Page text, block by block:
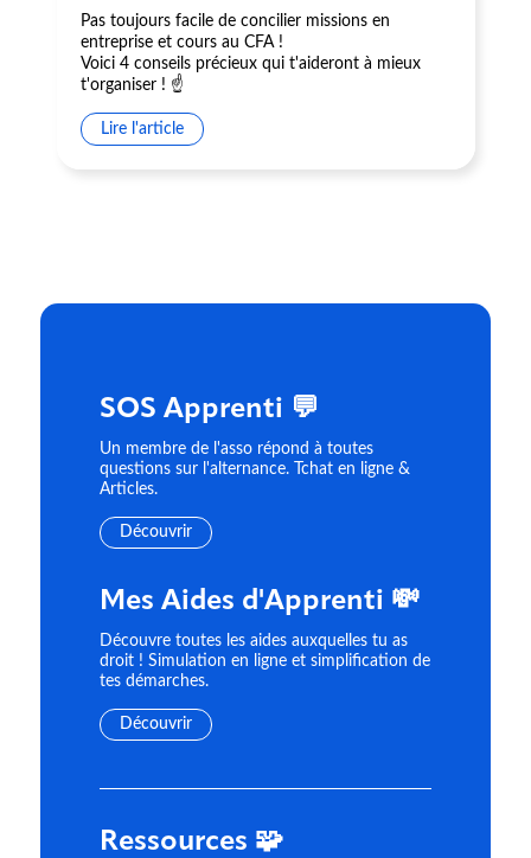
Pas toujours facile de concilier missions en
entreprise et cours au CFA !
Voici 4 conseils précieux qui t'aideront à mieux
t'organiser ! ☝️
Lire l'article
SOS Apprenti 💬
Un membre de l'asso répond à toutes
questions sur l'alternance. Tchat en ligne &
Articles.
Découvrir
Mes Aides d'Apprenti 💸
Découvre toutes les aides auxquelles tu as
droit ! Simulation en ligne et simplification de
tes démarches.
Découvrir
Ressources 🧩